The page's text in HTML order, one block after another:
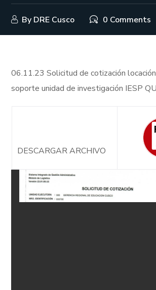
By DRE Cusco 0 Comments
06.11.23 Solicitud de cotización
soporte unidad de investigación IESP
DESCARGAR ARCHIVO